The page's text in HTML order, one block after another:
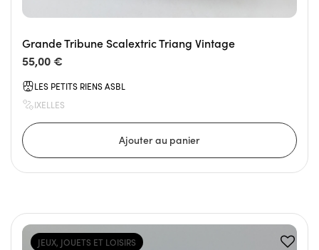
Grande Tribune Scalextric Triang Vintage
55,00 €
LES PETITS RIENS ASBL
IXELLES
JEUX, JOUETS ET LOISIRS